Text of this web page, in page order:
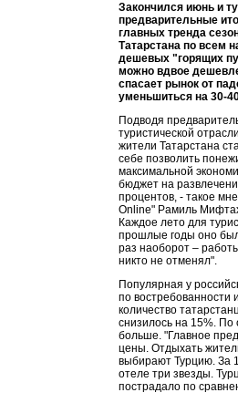
Закончился июнь и
предварительные
главных тренда
Татарстана по всем
дешевых "горящих
можно вдвое
спасает рынок от
уменьшиться на 30-
Подводя
туристической
жители Татарстана
себе позволить
максимальной
бюджет на
процентов, - такое
Online" Рамиль
Каждое лето для
прошлые годы оно
раз наоборот –
никто не отменял".
Популярная у
по востребованности
количество
снизилось на 15%.
больше. "Главное
цены. Отдыхать
выбирают Турцию. За
отеле три звезды.
пострадало по